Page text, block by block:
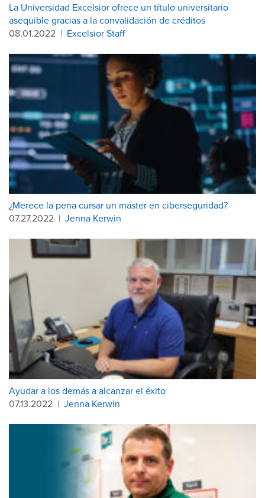
La Universidad Excelsior ofrece un título universitario
asequible gracias a la convalidación de créditos
08.01.2022 | Excelsior Staff
¿Merece la pena cursar un máster en ciberseguridad?
07.27.2022 | Jenna Kerwin
Ayudar a los demás a alcanzar el éxito
07.13.2022 | Jenna Kerwin